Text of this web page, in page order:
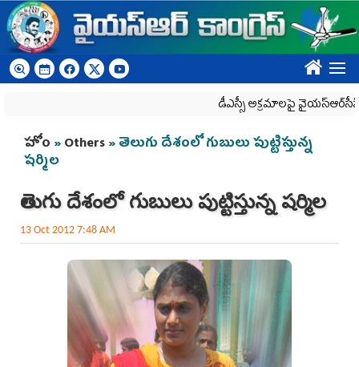
Skip to main content
????
డీఎస్సీ అక్రమాలపై వైయ‌స్ఆర్‌సీపీ
You are here
హోం »Others» తెలుగు దేశంలో గుబులు పుట్టిస్తున్న
షర్మిల
తెలుగు దేశంలో గుబులు పుట్టిస్తున్న షర్మిల
13 Oct 2012 7:48 AM